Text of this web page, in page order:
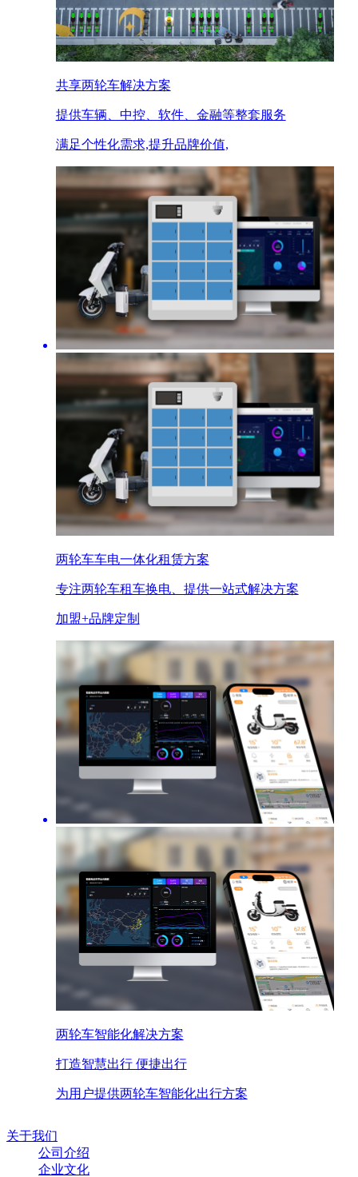
共享两轮车解决方案
提供车辆、中控、软件、金融等整套服务
满足个性化需求,提升品牌价值,
两轮车车电一体化租赁方案
专注两轮车租车换电、提供一站式解决方案
加盟+品牌定制
两轮车智能化解决方案
打造智慧出行 便捷出行
为用户提供两轮车智能化出行方案
关于我们
公司介绍
企业文化